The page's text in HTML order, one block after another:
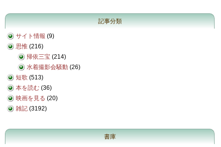
記事分類
サイト情報 (9)
思惟 (216)
帰依三宝 (214)
水着撮影会騒動 (26)
短歌 (513)
本を読む (36)
映画を見る (20)
雑記 (3192)
書庫